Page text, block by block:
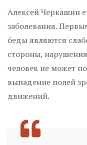
Алексей Черкашин
заболевания.
беды являются
стороны,
человек не может
выпадение полей
движений.